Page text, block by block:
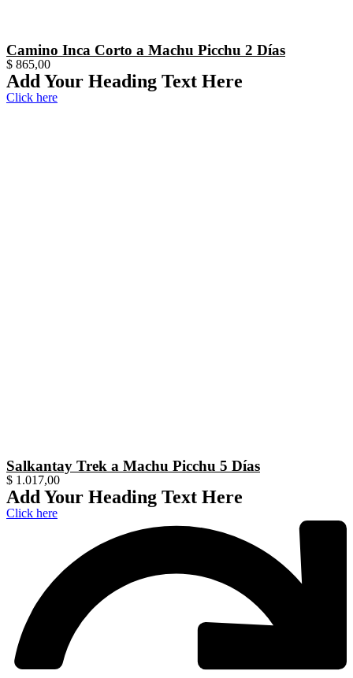
Camino Inca Corto a Machu Picchu 2 Días
$ 865,00
Add Your Heading Text Here
Click here
Salkantay Trek a Machu Picchu 5 Días
$ 1.017,00
Add Your Heading Text Here
Click here